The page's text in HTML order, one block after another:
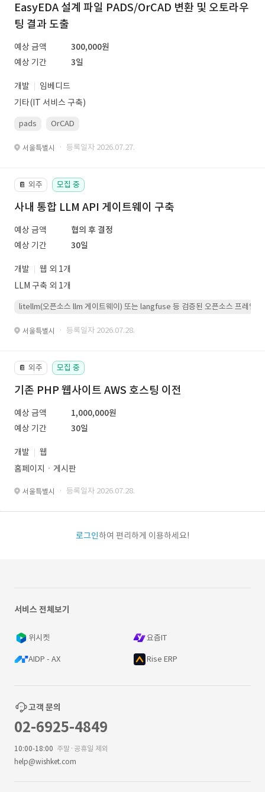
EasyEDA 설계 파일 PADS/OrCAD 변환 및 오토라우
팅 결과 도출
예상 금액
300,000원
예상 기간
3일
개발
임베디드
기타(IT 서비스 구축)
pads OrCAD
서울특별시 · 등록일자 2026.07.27.
📔 외주 모집 중
사내 통합 LLM API 게이트웨이 구축
예상 금액
협의 후 결정
예상 기간
30일
개발
웹 외 1개
LLM 구축 외 1개
litellm(오픈소스 llm 게이트웨이) 또는 langfuse 등 검증된 오픈소스 프레임워
서울특별시 · 등록일자 2026.07.28.
📔 외주 모집 중
기존 PHP 웹사이트 AWS 호스팅 이전
예상 금액
1,000,000원
예상 기간
30일
개발
웹
홈페이지ㆍ게시판
서울특별시 · 등록일자 2026.07.28.
로그인하여 편리하게 이용하세요!
서비스 전체보기
위시켓 요즘IT
AIDP - AX Rise ERP
고객 문의
02-6925-4849
10:00-18:00 주말·공휴일 제외
help@wishket.com